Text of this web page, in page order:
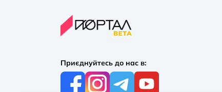
Приєднуйтесь до нас в: